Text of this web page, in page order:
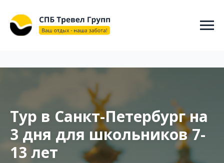
"СПБ ТРЕВЕЛ ГРУПП", "url": "https://spbtravelgroup.ru/",
"potentialAction": { "@type": "SearchAction", "target":
"https://spbtravelgroup.ru/search?q={search_term_string}", "query-
Тур в Санкт-Петербург на
3 дня для школьников 7-
13 лет